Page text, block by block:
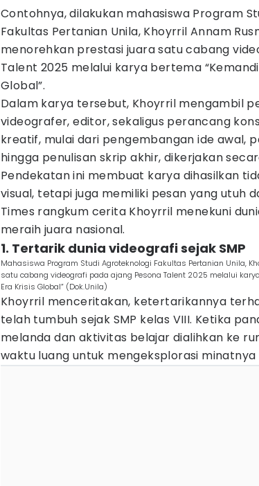
Contohnya, dilakukan mahasiswa Program
Fakultas Pertanian Unila, Khoyrril Annam
menorehkan prestasi juara satu cabang
Talent 2025 melalui karya bertema
Global”.
Dalam karya tersebut, Khoyrril mengambil
videografer, editor, sekaligus perancang
kreatif, mulai dari pengembangan ide awal,
hingga penulisan skrip akhir, dikerjakan
Pendekatan ini membuat karya dihasilkan
visual, tetapi juga memiliki pesan yang utuh
Times rangkum cerita Khoyrril menekuni
meraih juara nasional.
1. Tertarik dunia videografi sejak SMP
Mahasiswa Program Studi Agroteknologi Fakultas Pertanian Unila,
satu cabang videografi pada ajang Pesona Talent 2025 melalui
Era Krisis Global” (Dok.Unila)
Khoyrril menceritakan, ketertarikannya
telah tumbuh sejak SMP kelas VIII. Ketika
melanda dan aktivitas belajar dialihkan ke
waktu luang untuk mengeksplorasi minatnya